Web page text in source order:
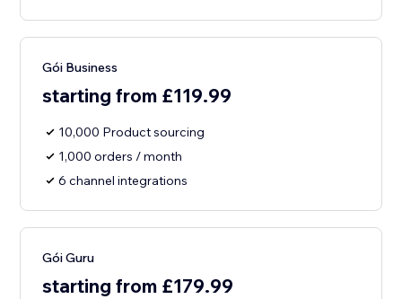
Gói Business
starting from £119.99
10,000 Product sourcing
1,000 orders / month
6 channel integrations
Gói Guru
starting from £179.99